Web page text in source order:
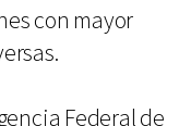
con mayor
Federal de